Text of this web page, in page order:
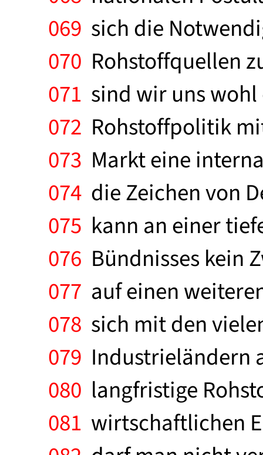
069 sich die
070 Rohstoffquellen
071 sind wir uns
072 Rohstoffpolitik
073 Markt eine
074 die Zeichen von
075 kann an einer
076 Bündnisses kein
077 auf einen
078 sich mit den
079 Industrieländern
080 langfristige
081 wirtschaftlichen